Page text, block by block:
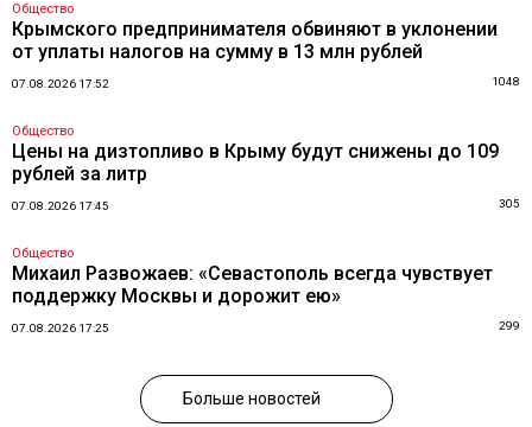
Общество
Крымского предпринимателя обвиняют в уклонении
от уплаты налогов на сумму в 13 млн рублей
07.08.2026 17:52 1048
Общество
Цены на дизтопливо в Крыму будут снижены до 109
рублей за литр
07.08.2026 17:45 305
Общество
Михаил Развожаев: «Севастополь всегда чувствует
поддержку Москвы и дорожит ею»
07.08.2026 17:25 299
Больше новостей